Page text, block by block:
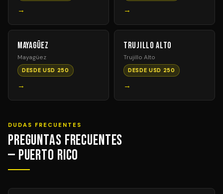
→ →
Mayagüez
Mayagüez
DESDE USD 250
→
Trujillo Alto
Trujillo Alto
DESDE USD 250
→
DUDAS FRECUENTES
Preguntas Frecuentes
— Puerto Rico